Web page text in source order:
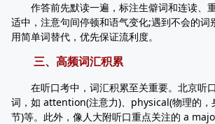
作答前先默读一遍，标注生僻词和连读、
适中，注意句间停顿和语气变化;遇到不会的词
用简单词替代，优先保证流利度。
三、高频词汇积累
在听口考中，词汇积累至关重要。北京听
词，如 attention(注意力)、physical(物理的，
节)等。此外，像人大附听口重点关注的 a